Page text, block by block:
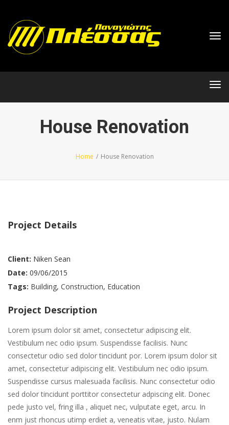
House Renovation
Home / House Renovation
Project Details
Client: Niken Sean
Date: 09/06/2015
Tags: Building, Construction, Education
Project Description
Lorem ipsum dolor sit amet, consectetur adipiscing elit.
Vestibulum nec odio ipsum. Suspendisse facilisis. Nunc
consectetur odio sed dolor tincidunt por. Lorem ipsum dolor sit
amet, consectetur adipiscing elit. Vestibulum nec odio ipsum.
Suspendisse cursus malesuada facilisis. Nunc consectetur odio
sed dolor tincidunt porttitor consectetur adpiscing elit. Donec
pede justo vel, fring illa , aliquet nec, vulputate eget, arcu. In
enm just rhoncus utimp erdiet a, veneatis vitae, justo. Nulam